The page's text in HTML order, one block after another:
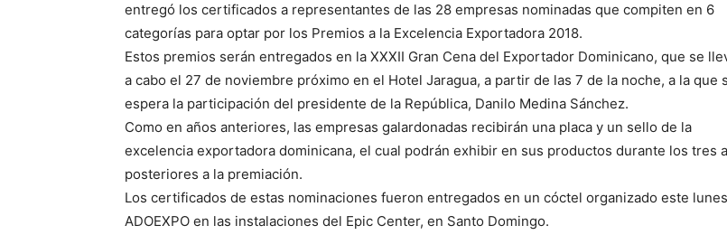
entregó los certificados a representantes de las 28 empresas nominadas que compiten en 6
categorías para optar por los Premios a la Excelencia Exportadora 2018.
Estos premios serán entregados en la XXXII Gran Cena del Exportador Dominicano, que se
a cabo el 27 de noviembre próximo en el Hotel Jaragua, a partir de las 7 de la noche, a la que
espera la participación del presidente de la República, Danilo Medina Sánchez.
Como en años anteriores, las empresas galardonadas recibirán una placa y un sello de la
excelencia exportadora dominicana, el cual podrán exhibir en sus productos durante los tres
posteriores a la premiación.
Los certificados de estas nominaciones fueron entregados en un cóctel organizado este
ADOEXPO en las instalaciones del Epic Center, en Santo Domingo.